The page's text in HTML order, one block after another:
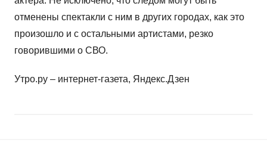
отменены спектакли с ним в других городах, как это
произошло и с остальными артистами, резко
говорившими о СВО.
Утро.ру – интернет-газета, Яндекс.Дзен